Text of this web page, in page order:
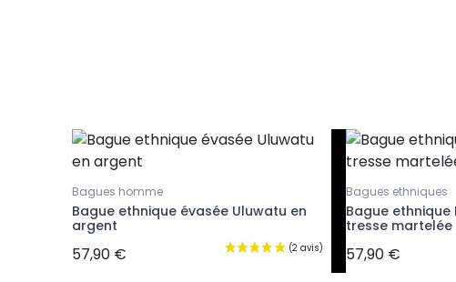
Bagues homme
Bague ethnique évasée Uluwatu en
argent
57,90 €
Bagues ethniques
Bague
tresse martelée
57,90 €